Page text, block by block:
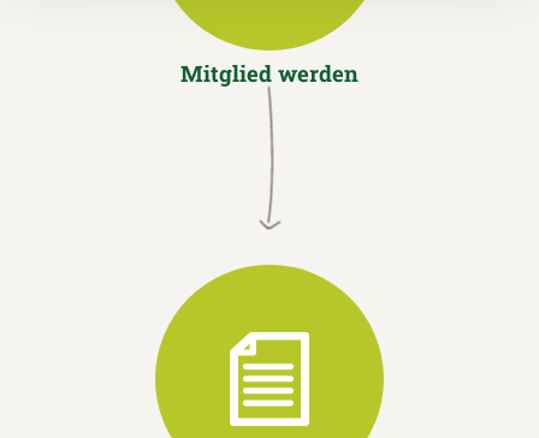
Mitglied werden